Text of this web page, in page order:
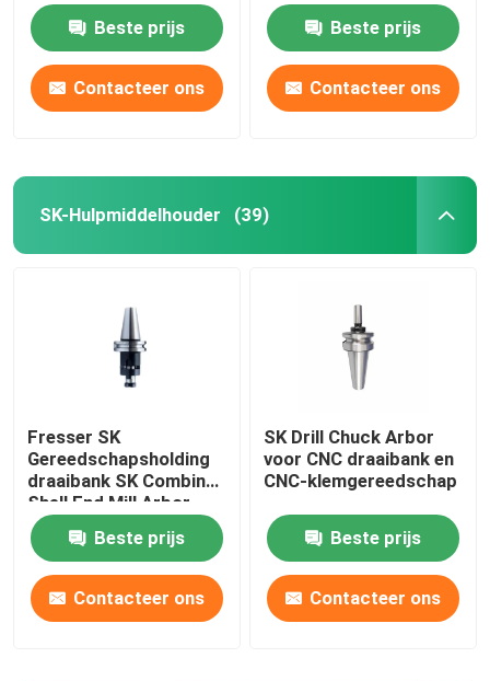
Beste prijs
Contacteer ons
Beste prijs
Contacteer ons
SK-Hulpmiddelhouder (39)
Fresser SK
Gereedschapsholding
draaibank SK Combine
Shell End Mill Arbor
Beste prijs
Contacteer ons
SK Drill Chuck Arbor
voor CNC draaibank en
CNC-klemgereedschap
Beste prijs
Contacteer ons